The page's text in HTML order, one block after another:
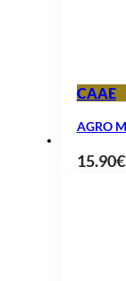
CAAE
AGRO
15.90€